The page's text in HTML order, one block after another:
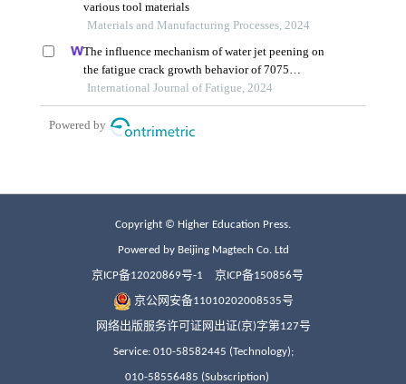
Copyright © Higher Education Press.
Powered by Beijing Magtech Co. Ltd
京ICP备12020869号-1 京ICP备150856号
京公网安备11010202008535号
网络出版服务许可证网出证(京)字第127号
Service: 010-58582445 (Technology);
010-58556485 (Subscription)